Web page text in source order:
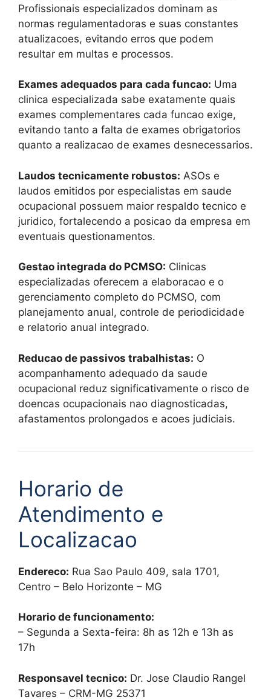
Profissionais especializados dominam as
normas regulamentadoras e suas constantes
atualizacoes, evitando erros que podem
resultar em multas e processos.
Exames adequados para cada funcao: Uma
clinica especializada sabe exatamente quais
exames complementares cada funcao exige,
evitando tanto a falta de exames obrigatorios
quanto a realizacao de exames desnecessarios.
Laudos tecnicamente robustos: ASOs e
laudos emitidos por especialistas em saude
ocupacional possuem maior respaldo tecnico e
juridico, fortalecendo a posicao da empresa em
eventuais questionamentos.
Gestao integrada do PCMSO: Clinicas
especializadas oferecem a elaboracao e o
gerenciamento completo do PCMSO, com
planejamento anual, controle de periodicidade
e relatorio anual integrado.
Reducao de passivos trabalhistas: O
acompanhamento adequado da saude
ocupacional reduz significativamente o risco de
doencas ocupacionais nao diagnosticadas,
afastamentos prolongados e acoes judiciais.
Horario de
Atendimento e
Localizacao
Endereco: Rua Sao Paulo 409, sala 1701,
Centro – Belo Horizonte – MG
Horario de funcionamento:
– Segunda a Sexta-feira: 8h as 12h e 13h as
17h
Responsavel tecnico: Dr. Jose Claudio Rangel
Tavares – CRM-MG 25371